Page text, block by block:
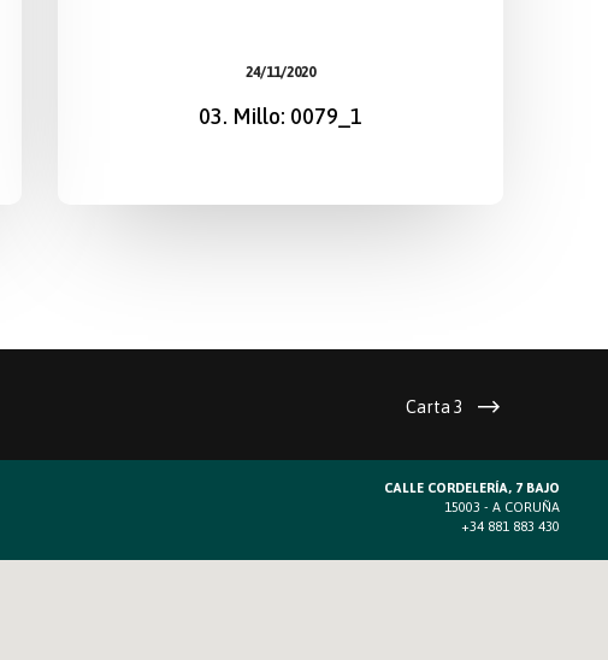
24/11/2020
03. Millo: 0079_1
Carta 3
CALLE CORDELERÍA, 7 BAJO
15003 - A CORUÑA
+34 881 883 430